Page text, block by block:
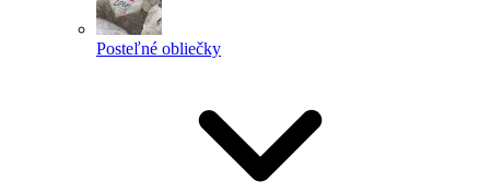
Posteľné obliečky